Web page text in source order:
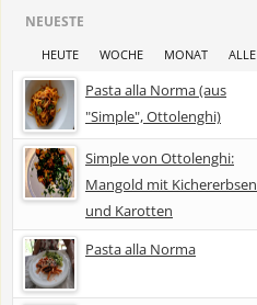
NEUESTE
HEUTE WOCHE MONAT ALLE
Pasta alla Norma (aus
"Simple", Ottolenghi)
Simple von Ottolenghi:
Mangold mit Kichererbsen
und Karotten
Pasta alla Norma